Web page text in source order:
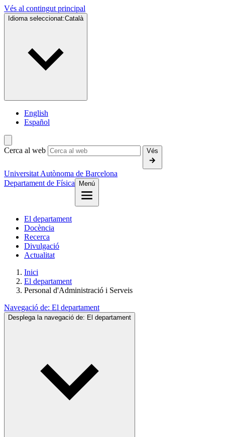
Vés al contingut principal
Idioma seleccionat:Català
English
Español
Cerca al web Vés
Universitat Autònoma de Barcelona
Departament de Física
Menú
El departament
Docència
Recerca
Divulgació
Actualitat
Inici
El departament
Personal d'Administració i Serveis
Navegació de: El departament
Desplega la navegació de: El departament